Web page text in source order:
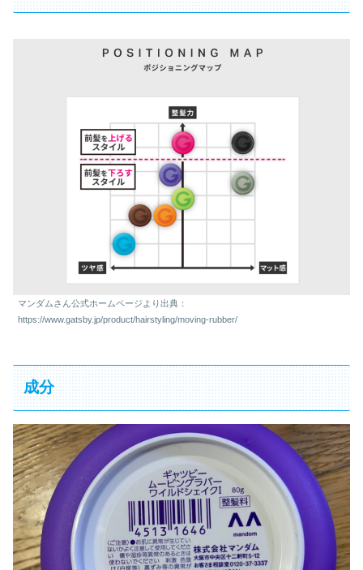
マンダムさん公式ホームページより出典：
https://www.gatsby.jp/product/hairstyling/moving-rubber/
成分